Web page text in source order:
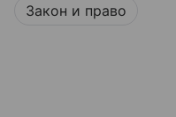
Закон и право